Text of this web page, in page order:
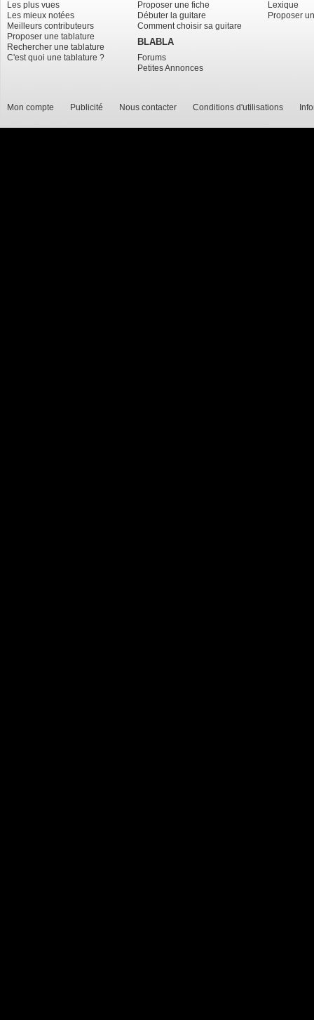
Les plus vues
Les mieux notées
Meilleurs contributeurs
Proposer une tablature
Rechercher une tablature
C'est quoi une tablature ?
Proposer une fiche
Débuter la guitare
Comment choisir sa guitare
BLABLA
Forums
Petites Annonces
Lexique
Proposer
Mon compte Publicité Nous contacter Conditions d'utilisations